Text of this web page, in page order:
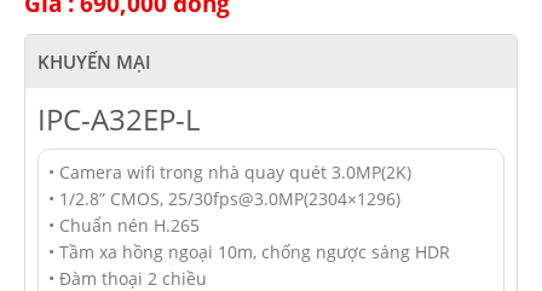
KHUYẾN MẠI
IPC-A32EP-L
• Camera wifi trong nhà quay quét 3.0MP(2K)
• 1/2.8” CMOS, 25/30fps@3.0MP(2304×1296)
• Chuẩn nén H.265
• Tầm xa hồng ngoại 10m, chống ngược sáng HDR
• Đàm thoại 2 chiều